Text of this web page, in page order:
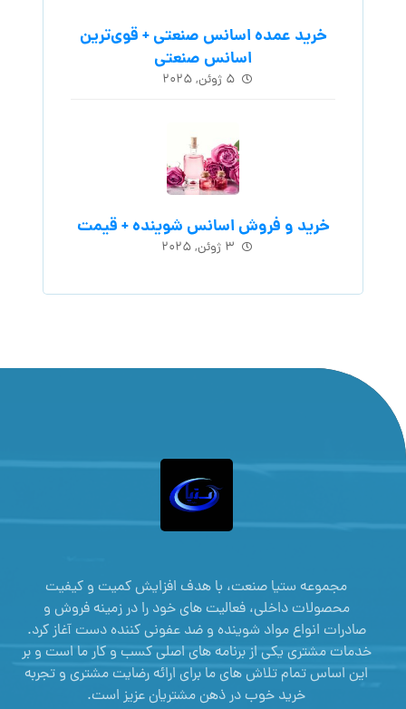
خرید عمده اسانس صنعتی + قوی‌ترین
اسانس‌ صنعتی
۵ ژوئن, ۲۰۲۵
خرید و فروش اسانس شوینده + قیمت
۳ ژوئن, ۲۰۲۵
مجموعه ستیا صنعت، با هدف افزایش کمیت و کیفیت
محصولات داخلی، فعالیت های خود را در زمینه فروش و
صادرات انواع مواد شوینده و ضد عفونی کننده دست آغاز کرد.
خدمات مشتری یکی از برنامه های اصلی کسب و کار ما است و بر
این اساس تمام تلاش های ما برای ارائه رضایت مشتری و تجربه
خرید خوب در ذهن مشتریان عزیز است.